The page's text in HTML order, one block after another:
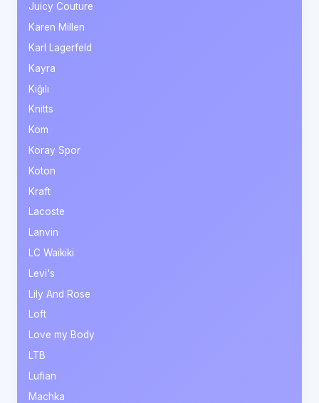
Juicy Couture
Karen Millen
Karl Lagerfeld
Kayra
Kiğılı
Knitts
Kom
Koray Spor
Koton
Kraft
Lacoste
Lanvin
LC Waikiki
Levi's
Lily And Rose
Loft
Love my Body
LTB
Lufian
Machka